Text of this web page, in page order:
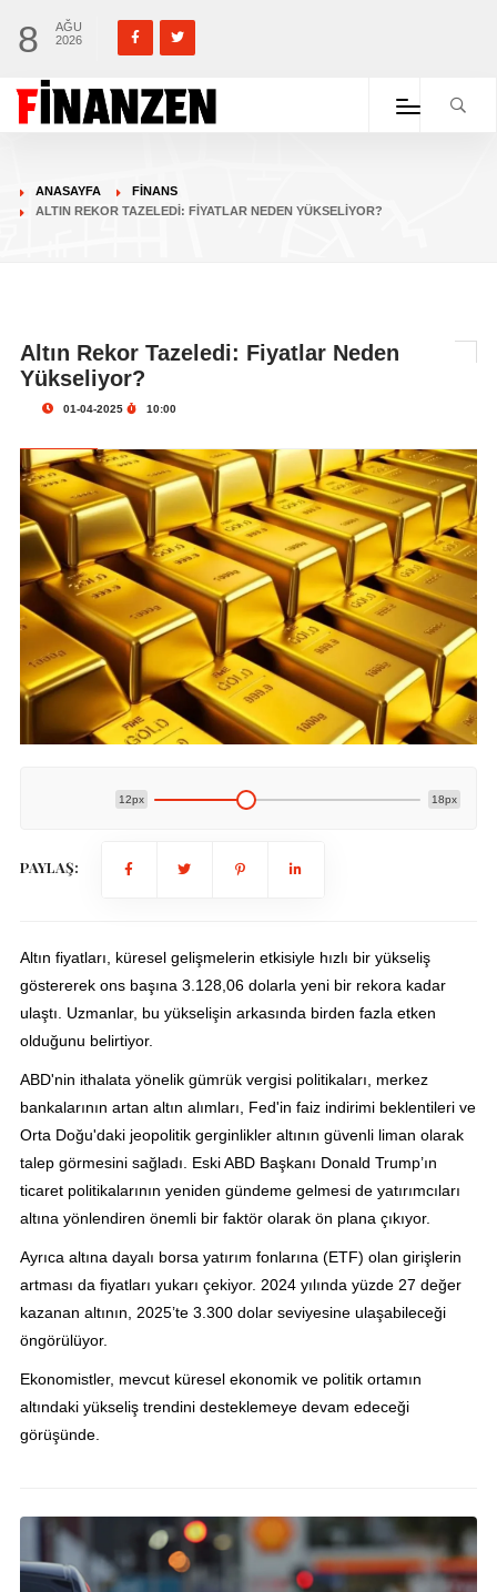
8
AĞU
2026
ANASAYFA
FINANS
ALTIN REKOR TAZELEDI: FIYATLAR NEDEN YÜKSELIYOR?
Altın Rekor Tazeledi: Fiyatlar Neden
Yükseliyor?
01-04-2025 10:00
12px 18px
PAYLAŞ:
Altın fiyatları, küresel gelişmelerin etkisiyle hızlı bir yükseliş
göstererek ons başına 3.128,06 dolarla yeni bir rekora kadar
ulaştı. Uzmanlar, bu yükselişin arkasında birden fazla etken
olduğunu belirtiyor.
ABD'nin ithalata yönelik gümrük vergisi politikaları, merkez
bankalarının artan altın alımları, Fed'in faiz indirimi beklentileri ve
Orta Doğu'daki jeopolitik gerginlikler altının güvenli liman olarak
talep görmesini sağladı. Eski ABD Başkanı Donald Trump’ın
ticaret politikalarının yeniden gündeme gelmesi de yatırımcıları
altına yönlendiren önemli bir faktör olarak ön plana çıkıyor.
Ayrıca altına dayalı borsa yatırım fonlarına (ETF) olan girişlerin
artması da fiyatları yukarı çekiyor. 2024 yılında yüzde 27 değer
kazanan altının, 2025’te 3.300 dolar seviyesine ulaşabileceği
öngörülüyor.
Ekonomistler, mevcut küresel ekonomik ve politik ortamın
altındaki yükseliş trendini desteklemeye devam edeceği
görüşünde.